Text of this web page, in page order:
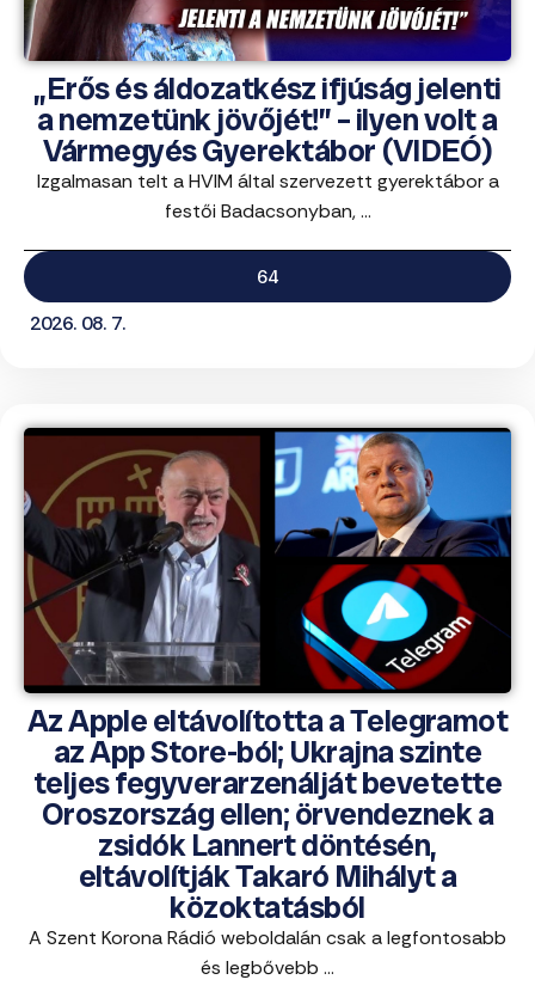
„Erős és áldozatkész ifjúság jelenti
a nemzetünk jövőjét!” – ilyen volt a
Vármegyés Gyerektábor (VIDEÓ)
Izgalmasan telt a HVIM által szervezett gyerektábor a
festői Badacsonyban, ...
64
2026. 08. 7.
Az Apple eltávolította a Telegramot
az App Store-ból; Ukrajna szinte
teljes fegyverarzenálját bevetette
Oroszország ellen; örvendeznek a
zsidók Lannert döntésén,
eltávolítják Takaró Mihályt a
közoktatásból
A Szent Korona Rádió weboldalán csak a legfontosabb
és legbővebb ...